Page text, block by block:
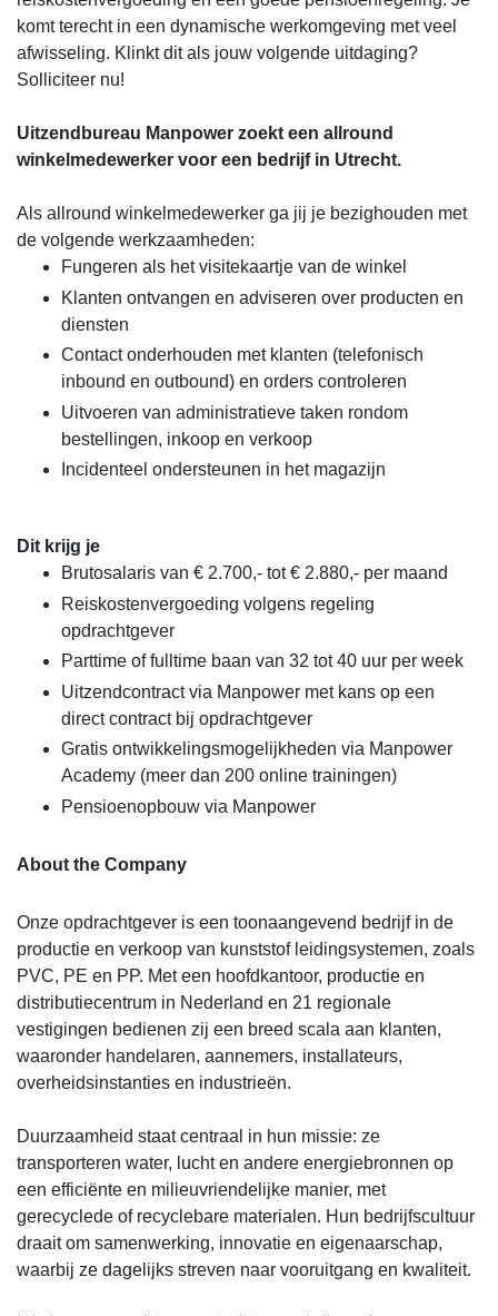
komt terecht in een dynamische werkomgeving met veel
afwisseling. Klinkt dit als jouw volgende uitdaging?
Solliciteer nu!
Uitzendbureau Manpower zoekt een allround
winkelmedewerker voor een bedrijf in Utrecht.
Als allround winkelmedewerker ga jij je bezighouden met
de volgende werkzaamheden:
Fungeren als het visitekaartje van de winkel
Klanten ontvangen en adviseren over producten en
diensten
Contact onderhouden met klanten (telefonisch
inbound en outbound) en orders controleren
Uitvoeren van administratieve taken rondom
bestellingen, inkoop en verkoop
Incidenteel ondersteunen in het magazijn
Dit krijg je
Brutosalaris van € 2.700,- tot € 2.880,- per maand
Reiskostenvergoeding volgens regeling
opdrachtgever
Parttime of fulltime baan van 32 tot 40 uur per week
Uitzendcontract via Manpower met kans op een
direct contract bij opdrachtgever
Gratis ontwikkelingsmogelijkheden via Manpower
Academy (meer dan 200 online trainingen)
Pensioenopbouw via Manpower
About the Company
Onze opdrachtgever is een toonaangevend bedrijf in de
productie en verkoop van kunststof leidingsystemen, zoals
PVC, PE en PP. Met een hoofdkantoor, productie en
distributiecentrum in Nederland en 21 regionale
vestigingen bedienen zij een breed scala aan klanten,
waaronder handelaren, aannemers, installateurs,
overheidsinstanties en industrieën.
Duurzaamheid staat centraal in hun missie: ze
transporteren water, lucht en andere energiebronnen op
een efficiënte en milieuvriendelijke manier, met
gerecyclede of recyclebare materialen. Hun bedrijfscultuur
draait om samenwerking, innovatie en eigenaarschap,
waarbij ze dagelijks streven naar vooruitgang en kwaliteit.